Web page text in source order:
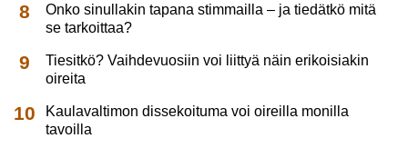
Onko sinullakin tapana stimmailla – ja tiedätkö mitä
se tarkoittaa?
Tiesitkö? Vaihdevuosiin voi liittyä näin erikoisiakin
oireita
Kaulavaltimon dissekoituma voi oireilla monilla
tavoilla